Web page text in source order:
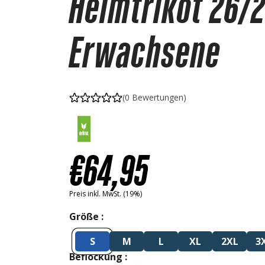
Erwachsene
(0 Bewertungen)
€64,95
Preis inkl. MwSt. (19%)
Größe
S
M L XL 2XL
Beflockung